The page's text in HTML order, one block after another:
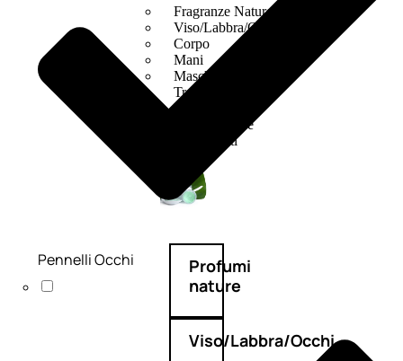
Fragranze Nature
Viso/Labbra/Occhi Nature
Corpo
Mani
Maschera Nature
Trattamenti Viso
Detergenza
Bagno Nature
Deodoranti
Profumi
nature
Viso/Labbra/Occhi
Pennelli Occhi